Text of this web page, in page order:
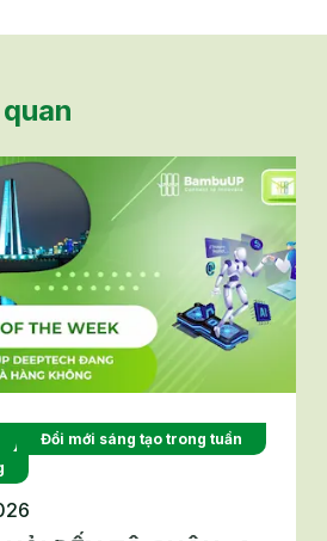
Đổi mới sáng tạo trong tuần